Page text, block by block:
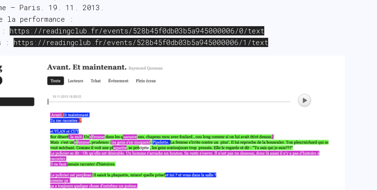
– Paris. 19. 11. 2013.
la performance :
: https://readingclub.fr/events/528b45f0db03b5a945000006/0/text
: https://readingclub.fr/events/528b45f0db03b5a945000006/1/text